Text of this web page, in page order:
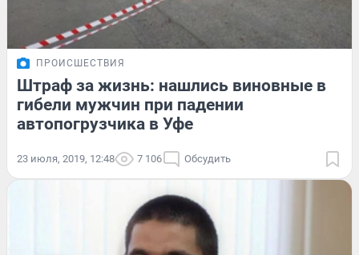
ПРОИСШЕСТВИЯ
Штраф за жизнь: нашлись виновные в
гибели мужчин при падении
автопогрузчика в Уфе
23 июля, 2019, 12:48 7 106 Обсудить